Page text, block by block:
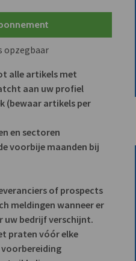
opzegbaar
alle artikels met
aan uw profiel
(bewaar artikels per
en sectoren
voorbije maanden bij
of prospects
meldingen wanneer er
uw bedrijf verschijnt.
praten vóór elke